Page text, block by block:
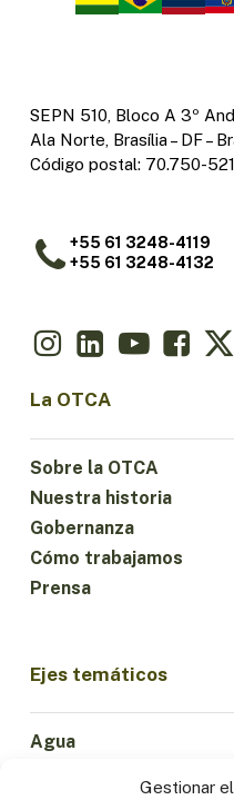
Gestionar
SEPN 510, Bloco A 3º
Ala Norte, Brasília – DF –
Código postal: 70.750-521
+55 61 3248-4119
+55 61 3248-4132
La OTCA
Sobre la OTCA
Nuestra historia
Gobernanza
Cómo trabajamos
Prensa
Ejes temáticos
Agua